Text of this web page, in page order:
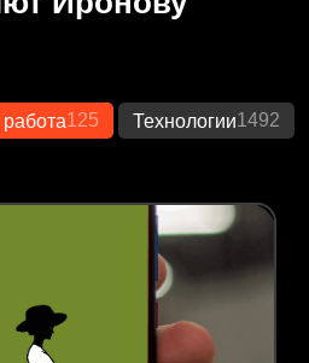
125 Технологии1492